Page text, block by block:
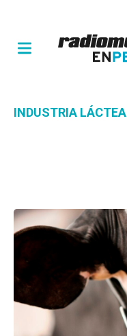
INDUSTRIA LÁCTEA